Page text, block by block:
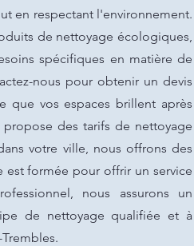
en respectant l'environnement.
de nettoyage écologiques,
spécifiques en matière de
nous pour obtenir un devis
que vos espaces brillent après
propose des tarifs de nettoyage
votre ville, nous offrons des
est formée pour offrir un service
nous assurons un
de nettoyage qualifiée et à